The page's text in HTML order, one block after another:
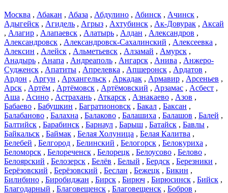
Москва , Абакан , Абаза , Абдулино , Абинск , Ачинск ,
Адыгейск , Агидель , Агрыз , Ахтубинск , Ак-Довурак , Аксай
, Алагир , Алапаевск , Алатырь , Алдан , Александров ,
Александровск , Александровск-Сахалинский , Алексеевка ,
Алексин , Алейск , Альметьевск , Алзамай , Амурск ,
Анадырь , Анапа , Андреаполь , Ангарск , Анива , Анжеро-
Судженск , Апатиты , Апрелевка , Апшеронск , Ардатов ,
Ардон , Аргун , Архангельск , Аркадак , Армавир , Арсеньев ,
Арск , Артём , Артёмовск , Артёмовский , Арзамас , Асбест ,
Аша , Асино , Астрахань , Аткарск , Азнакаево , Азов ,
Бабаево , Бабушкин , Багратионовск , Бакал , Баксан ,
Балабаново , Балахна , Балаково , Балашиха , Балашов , Балей ,
Балтийск , Барабинск , Барнаул , Барыш , Батайск , Бавлы ,
Байкальск , Баймак , Белая Холуница , Белая Калитва ,
Белебей , Белгород , Белинский , Белогорск , Белокуриха ,
Беломорск , Белореченск , Белорецк , Белоусово , Белово ,
Белоярский , Белозерск , Белёв , Белый , Бердск , Березники ,
Берёзовский , Берёзовский , Беслан , Бежецк , Бикин ,
Билибино , Биробиджан , Бирск , Бирюч , Бирюсинск , Бийск ,
Благодарный , Благовещенск , Благовещенск , Бобров ,